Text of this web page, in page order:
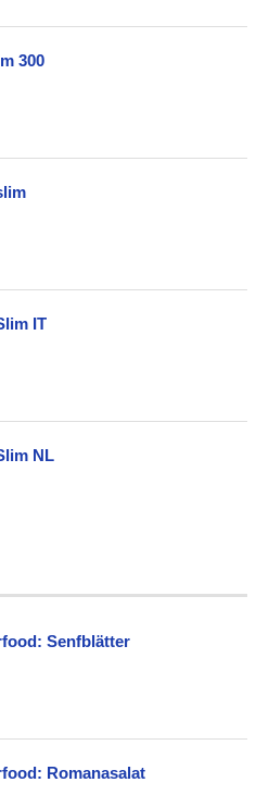
300
IT
NL
Senfblätter
Romanasalat